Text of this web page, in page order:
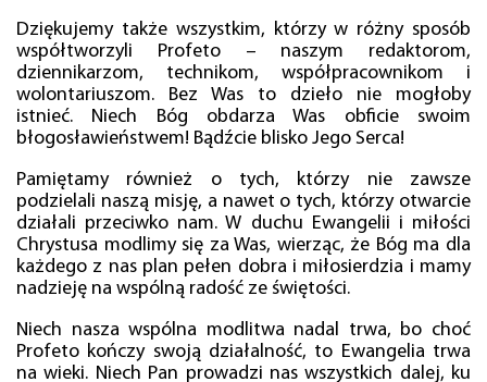
Dziękujemy także wszystkim, którzy w różny sposób
współtworzyli Profeto – naszym redaktorom,
dziennikarzom, technikom, współpracownikom i
wolontariuszom. Bez Was to dzieło nie mogłoby
istnieć. Niech Bóg obdarza Was obficie swoim
błogosławieństwem! Bądźcie blisko Jego Serca!
Pamiętamy również o tych, którzy nie zawsze
podzielali naszą misję, a nawet o tych, którzy otwarcie
działali przeciwko nam. W duchu Ewangelii i miłości
Chrystusa modlimy się za Was, wierząc, że Bóg ma dla
każdego z nas plan pełen dobra i miłosierdzia i mamy
nadzieję na wspólną radość ze świętości.
Niech nasza wspólna modlitwa nadal trwa, bo choć
Profeto kończy swoją działalność, to Ewangelia trwa
na wieki. Niech Pan prowadzi nas wszystkich dalej, ku